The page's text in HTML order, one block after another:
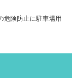
危険防止に駐車場用